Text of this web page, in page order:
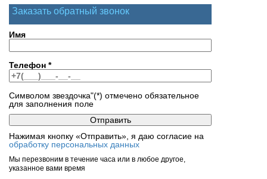
Заказать обратный звонок
Имя
Телефон *
Символом звездочка"(*) отмечено обязательное
для заполнения поле
Нажимая кнопку «Отправить», я даю согласие на
обработку персональных данных
Мы перезвоним в течение часа или в любое другое,
указанное вами время